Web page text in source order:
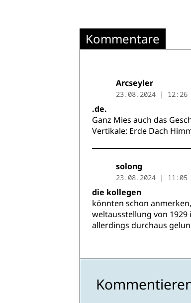
Kommentare
Arcseyler
23.08.2024 | 12:26
.de.
Ganz Mies auch das
Vertikale: Erde Dach
solong
23.08.2024 | 11:05
die kollegen
könnten schon
weltausstellung von
allerdings durchaus